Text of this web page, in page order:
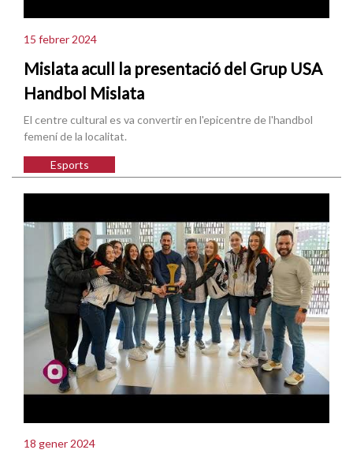
15 febrer 2024
Mislata acull la presentació del Grup USA
Handbol Mislata
El centre cultural es va convertir en l'epicentre de l'handbol
femení de la localitat.
Esports
18 gener 2024